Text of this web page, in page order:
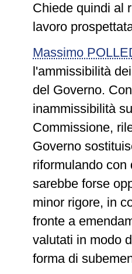
Chiede quindi al
lavoro
Massimo
l'ammissibilità
del Governo.
inammissibilità
Commissione,
Governo
riformulando
sarebbe forse
minor rigore, in
fronte a
valutati in modo
forma di